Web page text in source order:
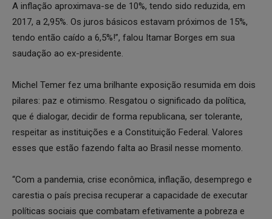
A inflação aproximava-se de 10%, tendo sido reduzida, em
2017, a 2,95%. Os juros básicos estavam próximos de 15%,
tendo então caído a 6,5%!”, falou Itamar Borges em sua
saudação ao ex-presidente.
Michel Temer fez uma brilhante exposição resumida em dois
pilares: paz e otimismo. Resgatou o significado da política,
que é dialogar, decidir de forma republicana, ser tolerante,
respeitar as instituições e a Constituição Federal. Valores
esses que estão fazendo falta ao Brasil nesse momento.
“Com a pandemia, crise econômica, inflação, desemprego e
carestia o país precisa recuperar a capacidade de executar
políticas sociais que combatam efetivamente a pobreza e